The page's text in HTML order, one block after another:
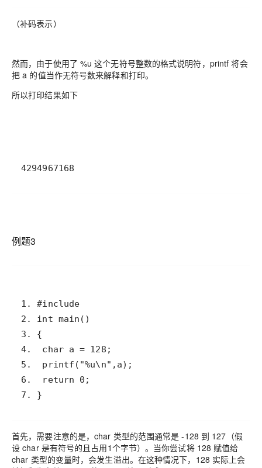
（补码表示）
然而，由于使用了 %u 这个无符号整数的格式说明符，printf 将会
把 a 的值当作无符号数来解释和打印。
所以打印结果如下
4294967168
例题3
7. }
首先，需要注意的是，char 类型的范围通常是 -128 到 127（假
设 char 是有符号的且占用1个字节）。当你尝试将 128 赋值给
char 类型的变量时，会发生溢出。在这种情况下，128 实际上会